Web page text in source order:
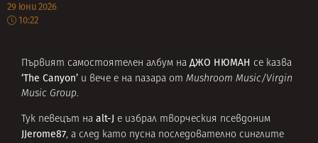
29 юни 2026
10:22
Първият самостоятелен албум на ДЖО НЮМАН се казва
‘The Canyon’ и вече е на пазара от Mushroom Music/Virgin
Music Group.
Тук певецът на alt-J е избрал творческия псевдоним
JJerome87, а след като пусна последователно синглите